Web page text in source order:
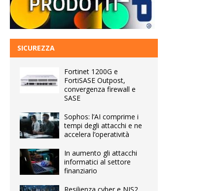
SICUREZZA
Fortinet 1200G e
FortiSASE Outpost,
convergenza firewall e
SASE
Sophos: l’AI comprime i
tempi degli attacchi e ne
accelera l’operatività
In aumento gli attacchi
informatici al settore
finanziario
Resilienza cyber e NIS2,